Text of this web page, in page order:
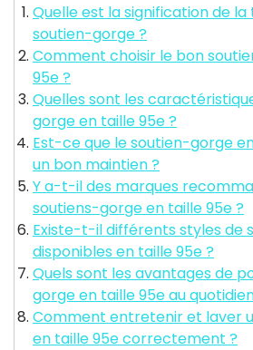
Quelle est la signification de
soutien-gorge ?
Comment choisir le bon
95e ?
Quelles sont les
gorge en taille 95e ?
Est-ce que le soutien-gorge
un bon maintien ?
Y a-t-il des marques
soutiens-gorge en taille 95e ?
Existe-t-il différents styles de
disponibles en taille 95e ?
Quels sont les avantages de
gorge en taille 95e au
Comment entretenir et laver
en taille 95e correctement ?